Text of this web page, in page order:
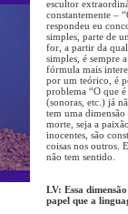
escultor
constantemente –
respondeu eu
simples, parte de
for, a partir da
simples, é sempre
fórmula mais
por um teórico, é
problema “O que
(sonoras, etc.) já
tem uma
morte, seja a
inocentes, são
coisas nos outros.
não tem sentido.
LV: Essa
papel que a